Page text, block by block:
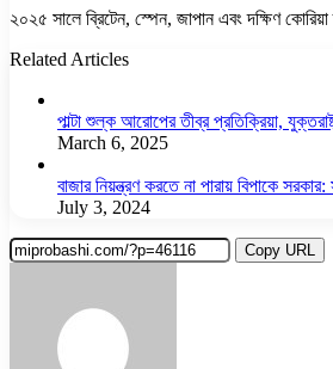
২০২৫ সালে ব্রিটেন, স্পেন, জাপান এবং দক্ষিণ
Related Articles
পাল্টা শুল্ক আরোপের তীব্র প্রতিক্রিয়া,
March 6, 2025
বাজার নিয়ন্ত্রণ করতে না পারায় বিপাকে
July 3, 2024
Copy URL